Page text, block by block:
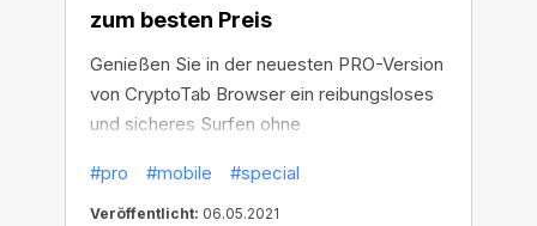
zum besten Preis
Genießen Sie in der neuesten PRO-Version
von CryptoTab Browser ein reibungsloses
und sicheres Surfen ohne
leistungsstarken Werbeblocker integriert,
damit Sie sich frei von kommerziellen
#pro #mobile #special
Veröffentlicht: 06.05.2021